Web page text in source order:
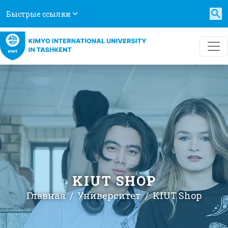
Быстрые ссылки
KIUT SHOP
Главная Университет KIUT Shop